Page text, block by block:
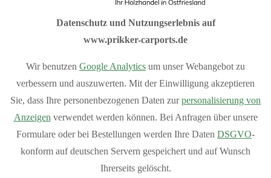
Verkauf vom Hersteller
Produziert in Deutschland
Bequemer Online-Kauf
Bundesweite Lieferung
Individuelle Planung Ihres Projektes
Kostenlose Beratung und Angebotserstellung
Telefonservice durch unser geschultes Fachpersonal
Passgenauigkeit da alle Teile aus unserem Haus
Großes Lager dadurch kurze Lieferzeiten
Mehr Vorteileanzeigen
Holzart
Datenschutz und Nutzungserlebnis auf
www.prikker-carports.de
Wir benutzen Google Analytics um unser Webangebot zu
verbessern und auszuwerten. Mit der Einwilligung akzeptieren
Sie, dass Ihre personenbezogenen Daten zurpersonalisierung von
Anzeigenverwendet werden können. Bei Anfragen über unsere
Formulare oder bei Bestellungen werden Ihre Daten DSGVO-
konform auf deutschen Servern gespeichert und auf Wunsch
Ihrerseits gelöscht.